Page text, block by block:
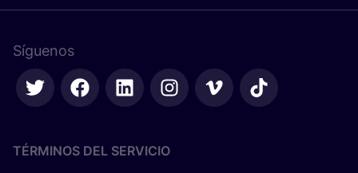
Síguenos
TÉRMINOS DEL SERVICIO